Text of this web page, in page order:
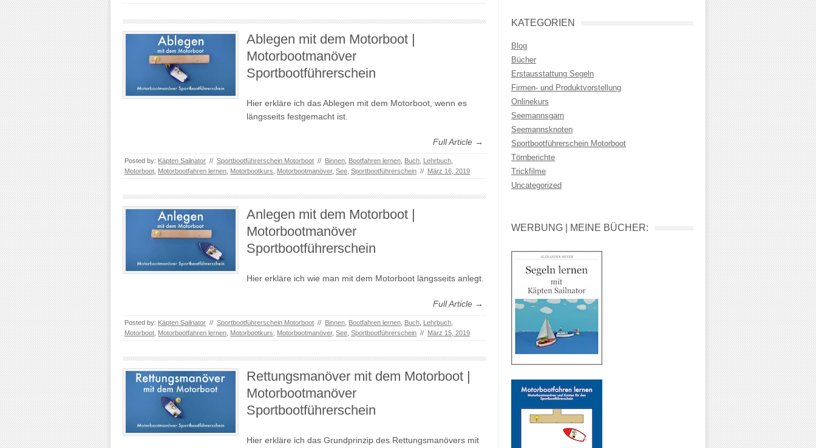
Ablegen mit dem Motorboot |
Motorbootmanöver
Sportbootführerschein
Hier erkläre ich das Ablegen mit dem Motorboot, wenn es
längsseits festgemacht ist.
Full Article →
Posted by: Käpten Sailnator // Sportbootführerschein Motorboot // Binnen Bootfahren lernen Buch Lehrbuch
Motorboot Motorbootfahren lernen Motorbootkurs Motorbootmanöver, See Sportbootführerschein // März 16, 2019
Anlegen mit dem Motorboot |
Motorbootmanöver
Sportbootführerschein
Hier erkläre ich wie man mit dem Motorboot längsseits anlegt.
Full Article →
Posted by: Käpten Sailnator // Sportbootführerschein Motorboot // Binnen Bootfahren lernen Buch Lehrbuch
Motorboot Motorbootfahren lernen Motorbootkurs Motorbootmanöver, See Sportbootführerschein // März 15, 2019
Rettungsmanöver mit dem Motorboot |
Motorbootmanöver
Sportbootführerschein
Hier erkläre ich das Grundprinzip des Rettungsmanövers mit
KATEGORIEN
Blog
Bücher
Erstausstattung Segeln
Firmen- und Produktvorstellung
Onlinekurs
Seemannsgarn
Seemannsknoten
Sportbootführerschein Motorboot
Törnberichte
Trickfilme
Uncategorized
WERBUNG | MEINE BÜCHER: